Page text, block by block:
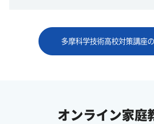
多摩科学技術高校対策講座
オンライン家庭